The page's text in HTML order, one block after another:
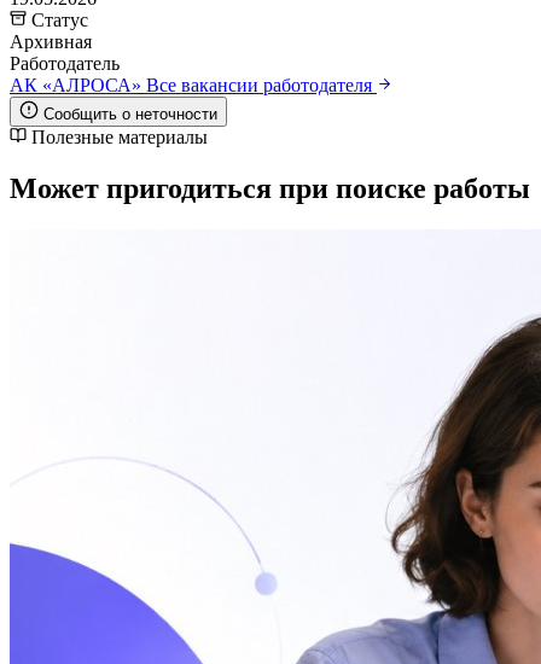
Статус
Архивная
Работодатель
АК «АЛРОСА» Все вакансии работодателя
Сообщить о неточности
Полезные материалы
Может пригодиться при поиске работы